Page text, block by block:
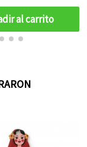
al carrito